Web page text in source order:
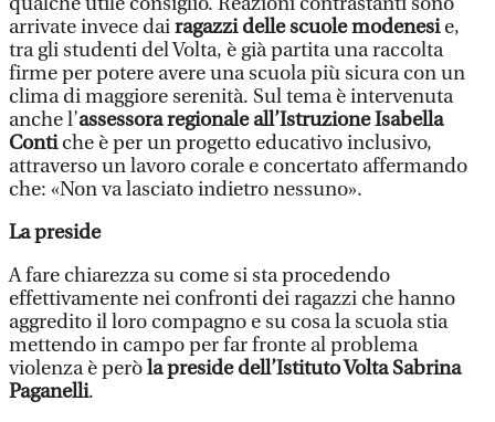
arrivate invece dairagazzi delle scuole modenesie,
tra gli studenti del Volta, è già partita una raccolta
firme per potere avere una scuola più sicura con un
clima di maggiore serenità. Sul tema è intervenuta
anche l’assessora regionale all’Istruzione Isabella
Contiche è per un progetto educativo inclusivo,
attraverso un lavoro corale e concertato affermando
che: «Non va lasciato indietro nessuno».
La preside
A fare chiarezza su come si sta procedendo
effettivamente nei confronti dei ragazzi che hanno
aggredito il loro compagno e su cosa la scuola stia
mettendo in campo per far fronte al problema
violenza è peròla preside dell’Istituto Volta Sabrina
Paganelli.